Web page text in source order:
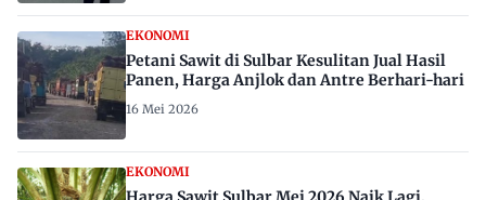
EKONOMI
Petani Sawit di Sulbar Kesulitan Jual Hasil
Panen, Harga Anjlok dan Antre Berhari-hari
16 Mei 2026
EKONOMI